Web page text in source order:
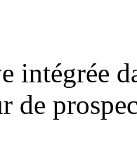
intégrée
de